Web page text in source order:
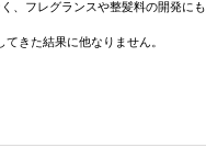
、フレグランスや整髪料の開発にも
きた結果に他なりません。